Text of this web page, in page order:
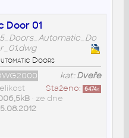
Door 01
Doors
kat:Dveře
Staženo: 6474x
• ze dne